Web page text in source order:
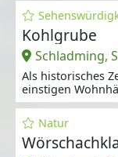
Kohlgrube
Schladming,
Als historisches
einstigen
Natur